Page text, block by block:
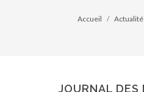
Accueil
JOURNAL DES